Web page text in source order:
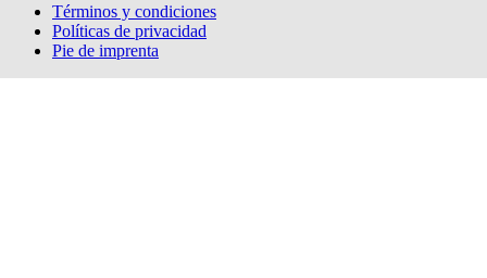
Términos y condiciones
Políticas de privacidad
Pie de imprenta